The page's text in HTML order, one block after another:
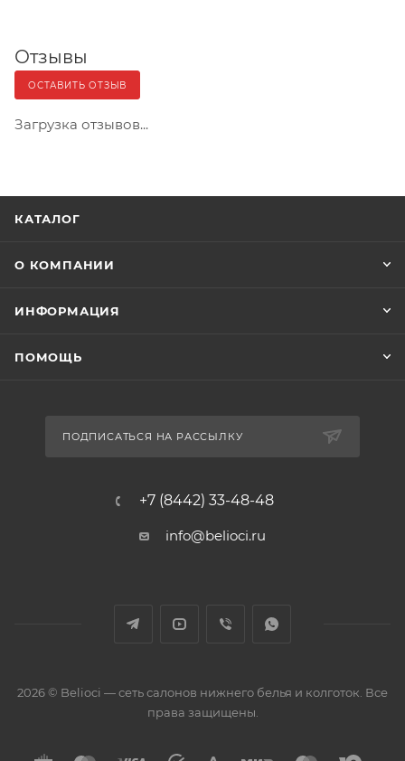
Отзывы
ОСТАВИТЬ ОТЗЫВ
Загрузка отзывов...
КАТАЛОГ
О КОМПАНИИ
ИНФОРМАЦИЯ
ПОМОЩЬ
ПОДПИСАТЬСЯ НА РАССЫЛКУ
+7 (8442) 33-48-48
info@belioci.ru
2026 © Belioci — сеть салонов нижнего белья и колготок. Все
права защищены.